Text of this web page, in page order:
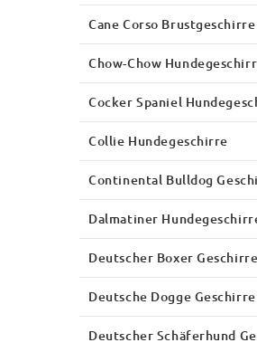
Cane Corso Brustgeschirre
Chow-Chow
Cocker Spaniel
Collie Hundegeschirre
Continental Bulldog
Dalmatiner
Deutscher Boxer Geschirre
Deutsche Dogge Geschirre
Deutscher Schäferhund